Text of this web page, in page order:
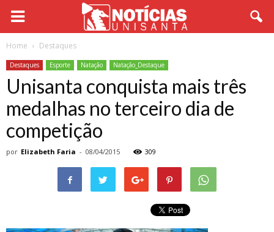
Home Destaques
Destaques Esporte Natação Natação_Destaque
Unisanta conquista mais três
medalhas no terceiro dia de
competição
por Elizabeth Faria - 08/04/2015 309